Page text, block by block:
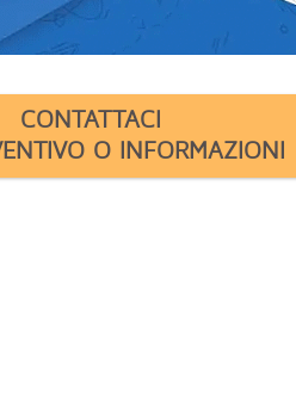
CONTATTACI
O INFORMAZIONI